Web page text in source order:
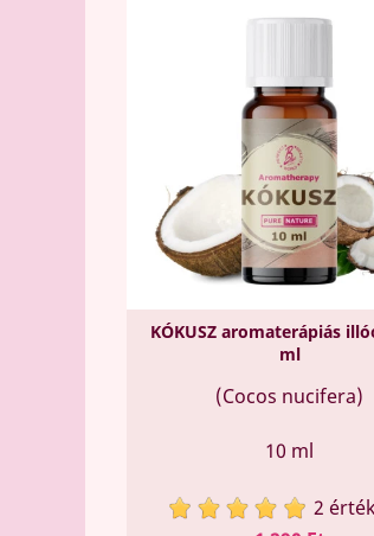
KÓKUSZ aromaterápiás
ml
(Cocos nucifera)
10 ml
2